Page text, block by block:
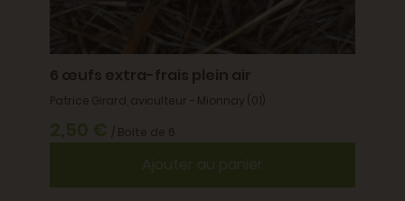
6 œufs extra-frais plein air
Patrice Girard, aviculteur - Mionnay (01)
2,50 € / Boîte de 6
Ajouter au panier